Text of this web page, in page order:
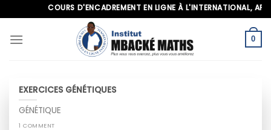
to
content
COURS D'ENCADREMENT EN LIGNE À L'INTERNATIONAL,
0
EXERCICES GÉNÉTIQUES
GÉNÉTIQUE
1 COMMENT